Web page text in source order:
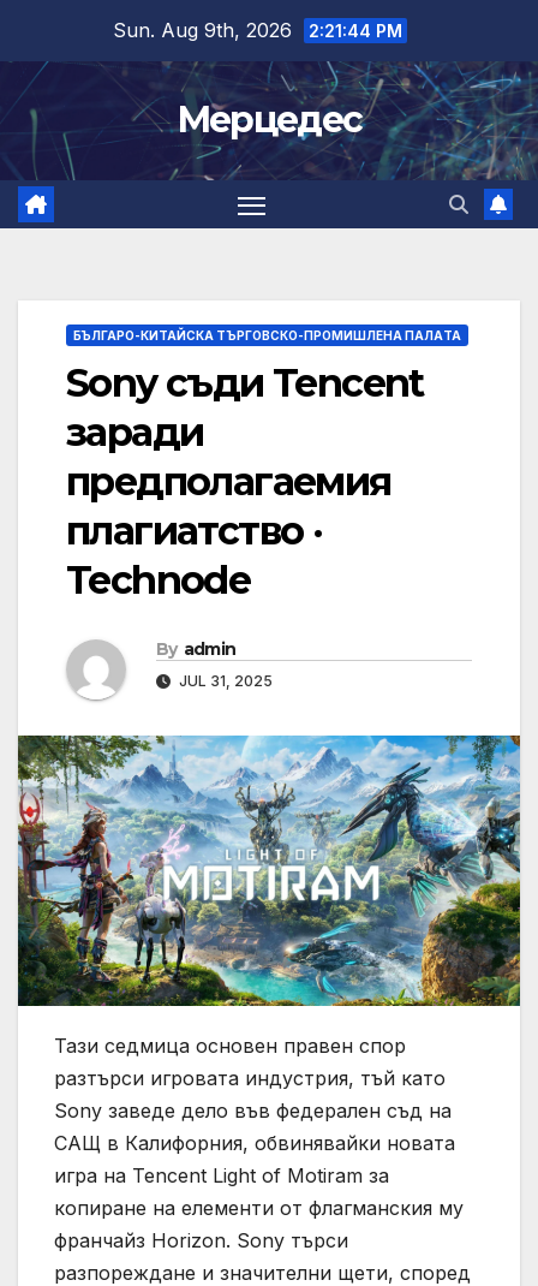
content
Sun. Aug 9th, 2026 2:21:44 PM
Мерцедес
БЪЛГАРО-КИТАЙСКА ТЪРГОВСКО-ПРОМИШЛЕНА ПАЛAТА
Sony съди Tencent
заради
предполагаемия
плагиатство ·
Technode
By admin
JUL 31, 2025
Тази седмица основен правен спор
разтърси игровата индустрия, тъй като
Sony заведе дело във федерален съд на
САЩ в Калифорния, обвинявайки новата
игра на Tencent Light of Motiram за
копиране на елементи от флагманския му
франчайз Horizon. Sony търси
разпореждане и значителни щети, според